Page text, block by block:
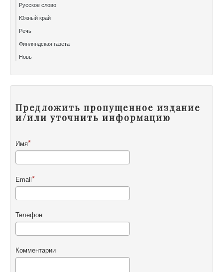
Русское слово
Южный край
Речь
Финляндская газета
Новь
Предложить пропущенное издание
и/или уточнить информацию
Имя
Email
Телефон
Комментарии